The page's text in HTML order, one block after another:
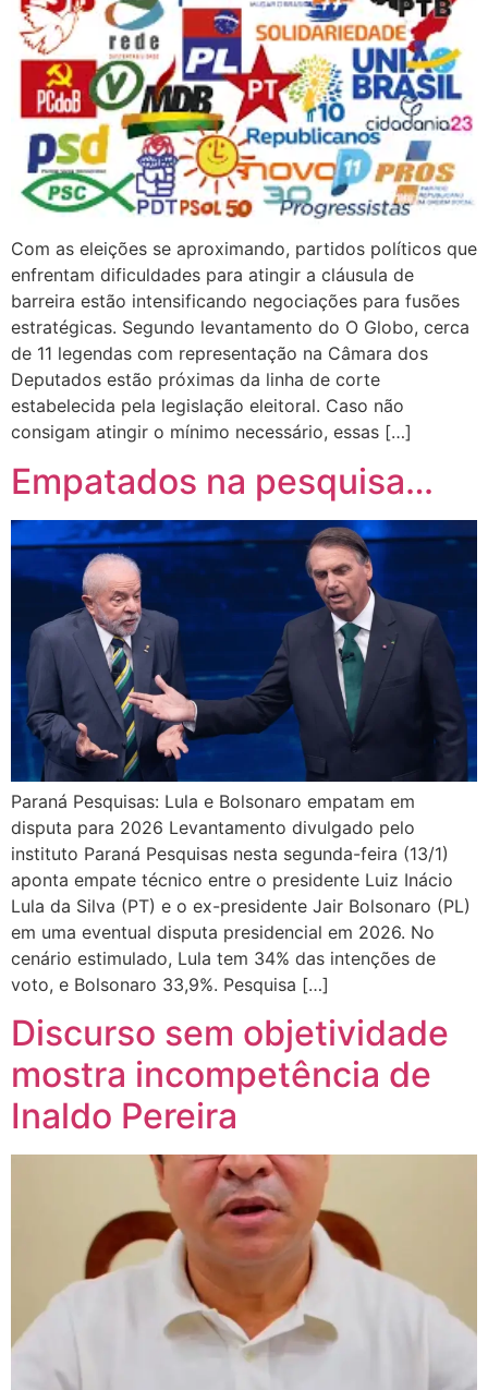
Com as eleições se aproximando, partidos políticos que
enfrentam dificuldades para atingir a cláusula de
barreira estão intensificando negociações para fusões
estratégicas. Segundo levantamento do O Globo, cerca
de 11 legendas com representação na Câmara dos
Deputados estão próximas da linha de corte
estabelecida pela legislação eleitoral. Caso não
consigam atingir o mínimo necessário, essas […]
Empatados na pesquisa…
Paraná Pesquisas: Lula e Bolsonaro empatam em
disputa para 2026 Levantamento divulgado pelo
instituto Paraná Pesquisas nesta segunda-feira (13/1)
aponta empate técnico entre o presidente Luiz Inácio
Lula da Silva (PT) e o ex-presidente Jair Bolsonaro (PL)
em uma eventual disputa presidencial em 2026. No
cenário estimulado, Lula tem 34% das intenções de
voto, e Bolsonaro 33,9%. Pesquisa […]
Discurso sem objetividade
mostra incompetência de
Inaldo Pereira